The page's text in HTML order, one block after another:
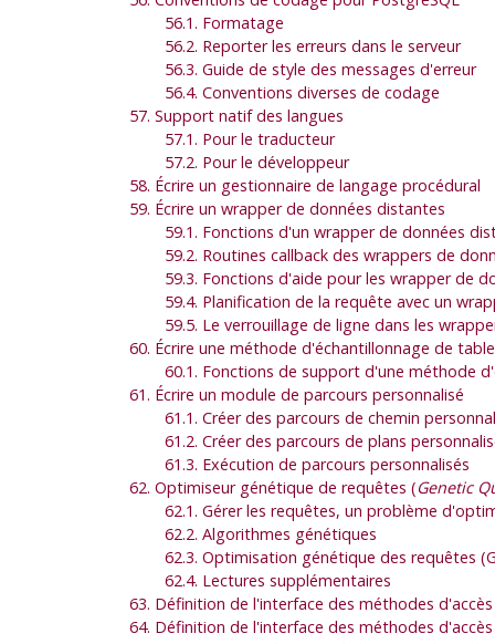
56.1. Formatage
56.2. Reporter les erreurs dans le serveur
56.3. Guide de style des messages d'erreur
56.4. Conventions diverses de codage
57. Support natif des langues
57.1. Pour le traducteur
57.2. Pour le développeur
58. Écrire un gestionnaire de langage procédural
59. Écrire un wrapper de données distantes
59.1. Fonctions d'un wrapper de données
59.2. Routines callback des wrappers de
59.3. Fonctions d'aide pour les wrapper de
59.4. Planification de la requête avec un
59.5. Le verrouillage de ligne dans les
60. Écrire une méthode d'échantillonnage de table
60.1. Fonctions de support d'une méthode
61. Écrire un module de parcours personnalisé
61.1. Créer des parcours de chemin
61.2. Créer des parcours de plans
61.3. Exécution de parcours personnalisés
62. Optimiseur génétique de requêtes (Genetic
62.1. Gérer les requêtes, un problème
62.2. Algorithmes génétiques
62.3. Optimisation génétique des requêtes (
62.4. Lectures supplémentaires
63. Définition de l'interface des méthodes
64. Définition de l'interface des méthodes